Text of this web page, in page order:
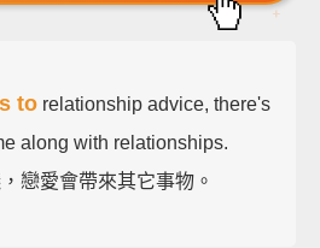
to relationship advice, there's
along with relationships.
戀愛會帶來其它事物。